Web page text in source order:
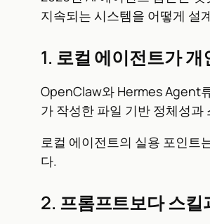
지속되는 시스템을 어떻게 설
1. 로컬 에이전트가
OpenClaw와 Hermes Agent
가 작성한 파일 기반 정체성
로컬 에이전트의 실용 포인트
다.
2. 프롬프트보다 스